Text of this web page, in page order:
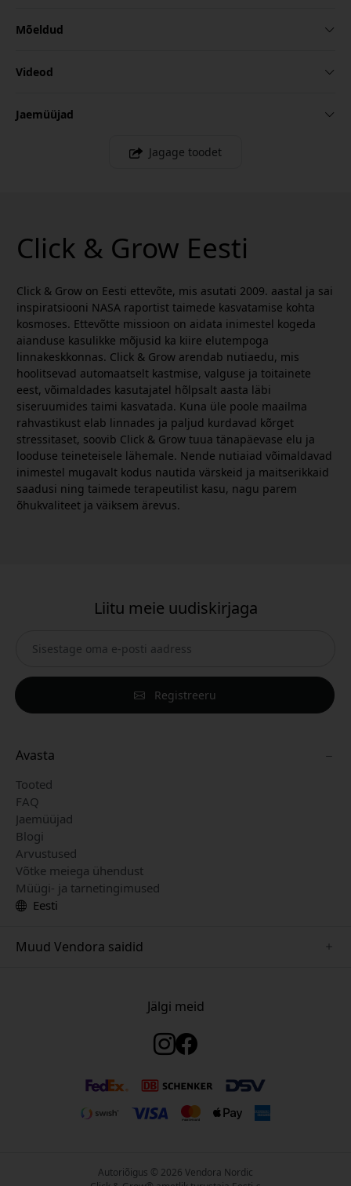
Mõeldud
Videod
Jaemüüjad
Jagage toodet
Click & Grow Eesti
Click & Grow on Eesti ettevõte, mis asutati 2009. aastal ja sai
inspiratsiooni NASA raportist taimede kasvatamise kohta
kosmoses. Ettevõtte missioon on aidata inimestel kogeda
aianduse kasulikke mõjusid ka kiire elutempoga
linnakeskkonnas. Click & Grow arendab nutiaedu, mis
hoolitsevad automaatselt kastmise, valguse ja toitainete
eest, võimaldades kasutajatel hõlpsalt aasta läbi
siseruumides taimi kasvatada. Kuna üle poole maailma
rahvastikust elab linnades ja paljud kurdavad kõrget
stressitaset, soovib Click & Grow tuua tänapäevase elu ja
looduse teineteisele lähemale. Nende nutiaiad võimaldavad
inimestel mugavalt kodus nautida värskeid ja maitserikkaid
saadusi ning taimede terapeutilist kasu, nagu parem
õhukvaliteet ja väiksem ärevus.
Liitu meie uudiskirjaga
Registreeru
Avasta
Tooted
FAQ
Jaemüüjad
Blogi
Arvustused
Võtke meiega ühendust
Müügi- ja tarnetingimused
Eesti
Muud Vendora saidid
www.plaud.se
Jälgi meid
Autoriõigus © 2026 Vendora Nordic